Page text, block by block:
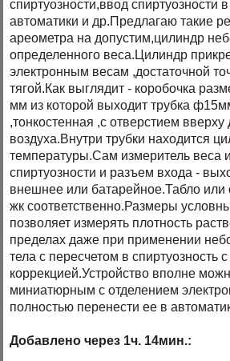
спиртуозности,ввод спиртуозности
автоматики и др.Предлагаю такие
ареометра на допустим,цилиндр
определенного веса.Цилиндр
электронным весам ,достаточной
тягой.Как выглядит - коробочка
мм из которой выходит трубка
,тонкостенная ,с отверстием
воздуха.Внутри трубки находится
температуры.Сам измеритель веса
спиртуозности и разъем входа -
внешнее или батарейное.Табло или
жк соответственно.Размеры
позволяет измерять плотность
пределах даже при применении
тела с пересчетом в спиртуозность
коррекцией.Устройство вполне
миниатюрным с отделением
полностью перенести ее в
Добавлено через 1ч. 14мин.: